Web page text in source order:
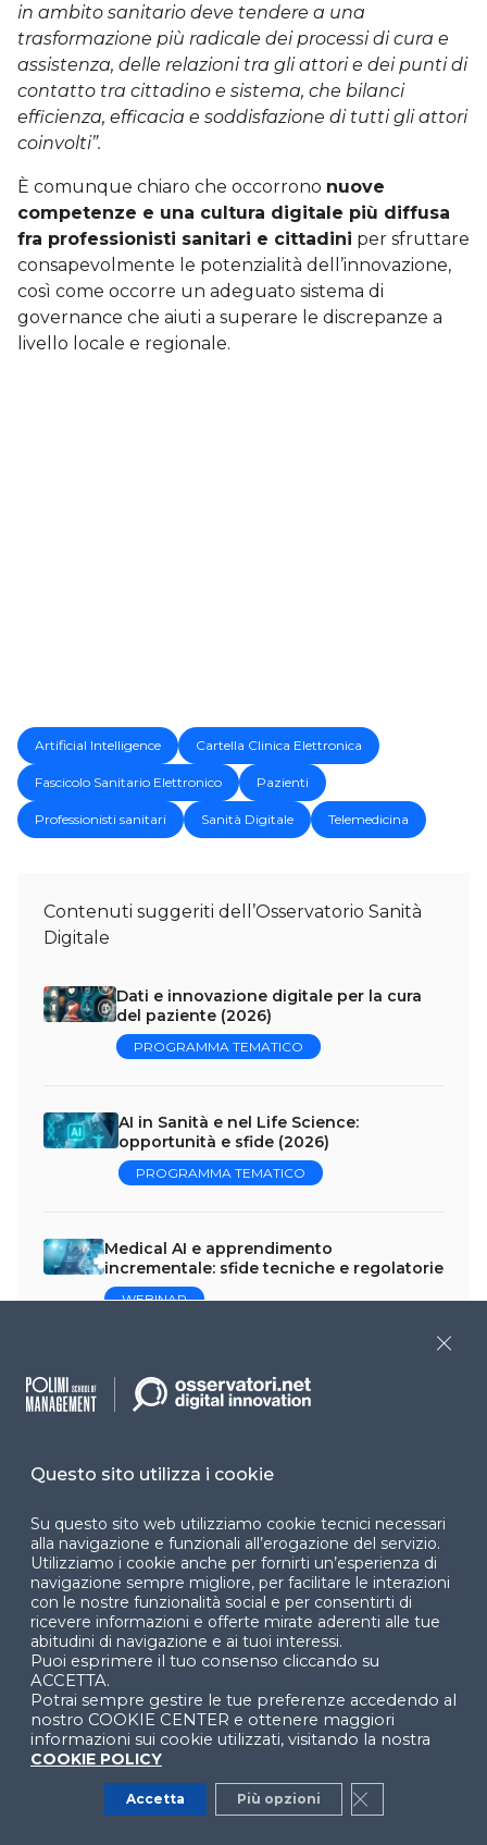
in ambito sanitario deve tendere a una
trasformazione più radicale dei processi di cura e
assistenza, delle relazioni tra gli attori e dei punti di
contatto tra cittadino e sistema, che bilanci
efficienza, efficacia e soddisfazione di tutti gli attori
coinvolti”.
È comunque chiaro che occorrono nuove
competenze e una cultura digitale più diffusa
fra professionisti sanitari e cittadini per sfruttare
consapevolmente le potenzialità dell’innovazione,
così come occorre un adeguato sistema di
governance che aiuti a superare le discrepanze a
livello locale e regionale.
Artificial Intelligence Cartella Clinica Elettronica
Fascicolo Sanitario Elettronico Pazienti
Professionisti sanitari Sanità Digitale Telemedicina
Contenuti suggeriti dell’Osservatorio Sanità
Digitale
Dati e innovazione digitale per la cura
del paziente (2026)
PROGRAMMA TEMATICO
AI in Sanità e nel Life Science:
opportunità e sfide (2026)
PROGRAMMA TEMATICO
Medical AI e apprendimento
incrementale: sfide tecniche e regolatorie
WEBINAR
AI e ricerca scientifica: linee guida
europee sui dati
clinica e conformità regolatoria
WEBINAR
Sanità e Life Science: i principali trend di
innovazione digitale (2025)
Software as medical device: quali
discipline applicare per operare con la PA
WEBINAR
Questo sito utilizza i cookie
Su questo sito web utilizziamo cookie tecnici necessari
alla navigazione e funzionali all’erogazione del servizio.
Utilizziamo i cookie anche per fornirti un’esperienza di
navigazione sempre migliore, per facilitare le interazioni
con le nostre funzionalità social e per consentirti di
ricevere informazioni e offerte mirate aderenti alle tue
abitudini di navigazione e ai tuoi interessi.
Puoi esprimere il tuo consenso cliccando su
ACCETTA.
Potrai sempre gestire le tue preferenze accedendo al
nostro COOKIE CENTER e ottenere maggiori
informazioni sui cookie utilizzati, visitando la nostra
COOKIE POLICY
Accetta Più opzioni Close GDPR